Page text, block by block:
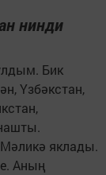
нинди
Бик
Үзбәкстан,
яклады.
Аның